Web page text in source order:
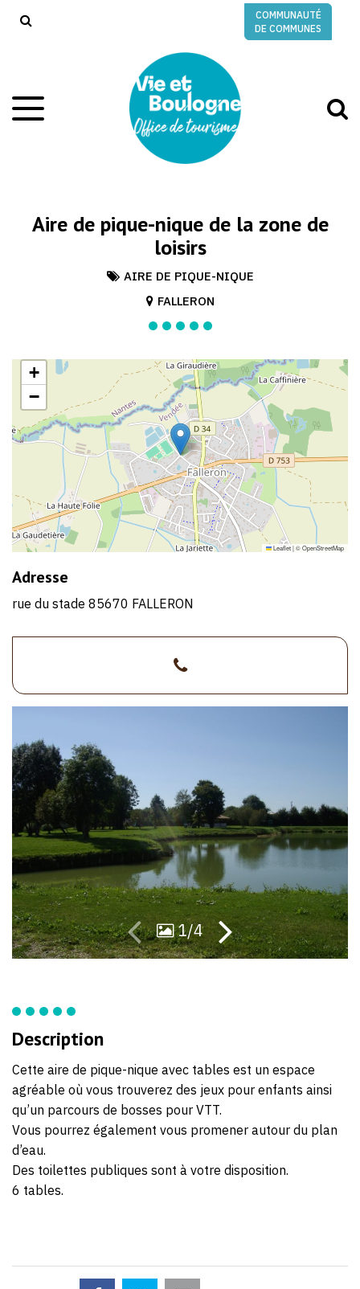
COMMUNAUTÉ
DE COMMUNES
Aller
à
Aire de pique-nique de la zone de
loisirs
AIRE DE PIQUE-NIQUE
FALLERON
+
−
Leaflet|©OpenStreetMap
Adresse
rue du stade 85670 FALLERON
>02
51
91
1/4
Description
Cette aire de pique-nique avec tables est un espace
agréable où vous trouverez des jeux pour enfants ainsi
qu’un parcours de bosses pour VTT.
Vous pourrez également vous promener autour du plan
d’eau.
Des toilettes publiques sont à votre disposition.
6 tables.